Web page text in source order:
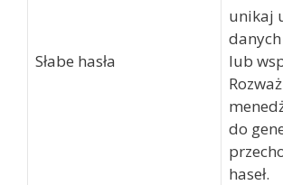
Słabe hasła
unikaj
lub
do
haseł.